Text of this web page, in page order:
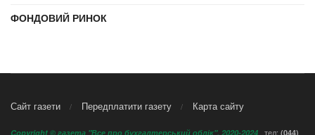
ФОНДОВИЙ РИНОК
Сайт газети Передплатити газету Карта сайту
Copyright © газета "Все про бухгалтерський облік", 2020-2024 тел: (044)